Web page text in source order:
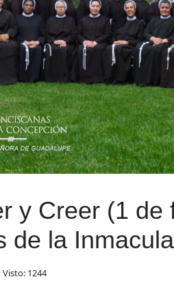
y Creer (1 de
de la
Visto: 1244